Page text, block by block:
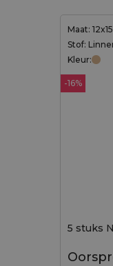
Maat:
Stof:
Kleur:
-16%
5 stuks